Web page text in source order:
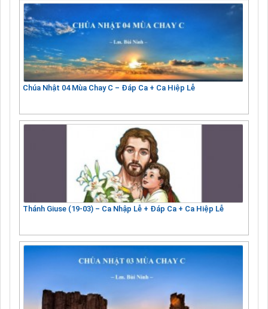
Chúa Nhật 04 Mùa Chay C – Đáp Ca + Ca Hiệp Lễ
Thánh Giuse (19-03) – Ca Nhập Lễ + Đáp Ca + Ca Hiệp Lễ